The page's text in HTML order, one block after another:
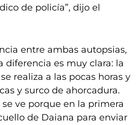
de policía”, dijo el
entre ambas autopsias,
diferencia es muy clara: la
realiza a las pocas horas y
y surco de ahorcadura.
ve porque en la primera
de Daiana para enviar